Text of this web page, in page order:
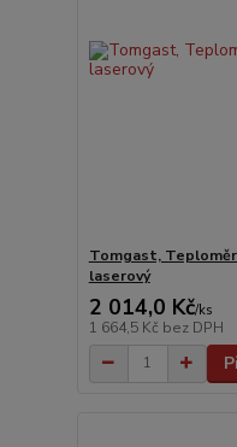
Tomgast,
laserový
2 014,0 Kč/ks
1 664,5 Kč bez DPH